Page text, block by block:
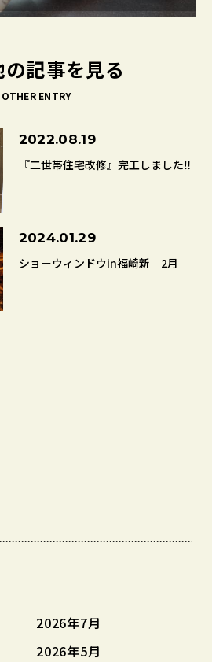
の記事を見る
OTHER ENTRY
2022.08.19
『二世帯住宅改修』完工しました‼
2024.01.29
ショーウィンドウin福崎新 2月
2026年7月
2026年5月